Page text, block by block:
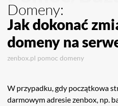
Domeny:
Jak dokonać
domeny na
zenbox.pl pomoc domeny
W przypadku, gdy początkowa
darmowym adresie zenbox, np.